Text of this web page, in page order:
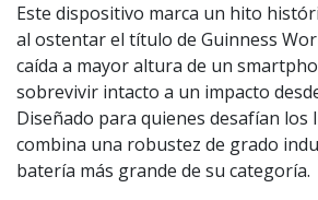
Este dispositivo marca un hito
al ostentar el título de Guinness
caída a mayor altura de un
sobrevivir intacto a un impacto
Diseñado para quienes desafían los
combina una robustez de grado
batería más grande de su categoría.